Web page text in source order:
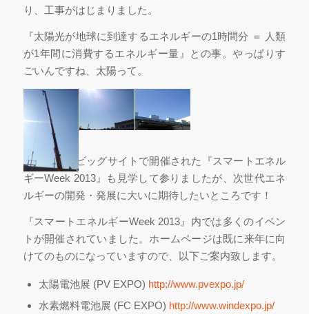
り、工事がはじまりました。
『太陽光が地球に到達するエネルギーの1時間分 ＝ 人類
が1年間に消費するエネルギー量』との事。やっぱりす
ごいんですね、太陽って。
先日、東京ビッグサイトで開催された『スマートエネル
ギーWeek 2013』も見学して参りましたが、次世代エネ
ルギーの開発・発展に大いに期待したいところです！
『スマートエネルギーWeek 2013』内では多くのイベン
トが開催されていました。ホームページは既に来年に向
けてのものになっていますので、以下ご案内致します。
太陽電池展 (PV EXPO) http://www.pvexpo.jp/
水素燃料電池展 (FC EXPO) http://www.windexpo.jp/